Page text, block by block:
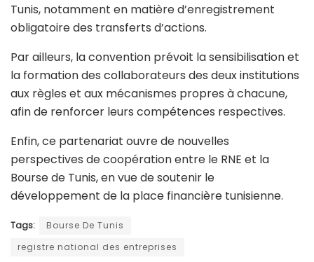
Tunis, notamment en matière d’enregistrement
obligatoire des transferts d’actions.
Par ailleurs, la convention prévoit la sensibilisation et
la formation des collaborateurs des deux institutions
aux règles et aux mécanismes propres à chacune,
afin de renforcer leurs compétences respectives.
Enfin, ce partenariat ouvre de nouvelles
perspectives de coopération entre le RNE et la
Bourse de Tunis, en vue de soutenir le
développement de la place financière tunisienne.
Tags:
Bourse De Tunis
registre national des entreprises